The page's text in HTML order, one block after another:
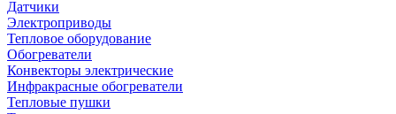
Датчики
Электроприводы
Тепловое оборудование
Обогреватели
Конвекторы электрические
Инфракрасные обогреватели
Тепловые пушки